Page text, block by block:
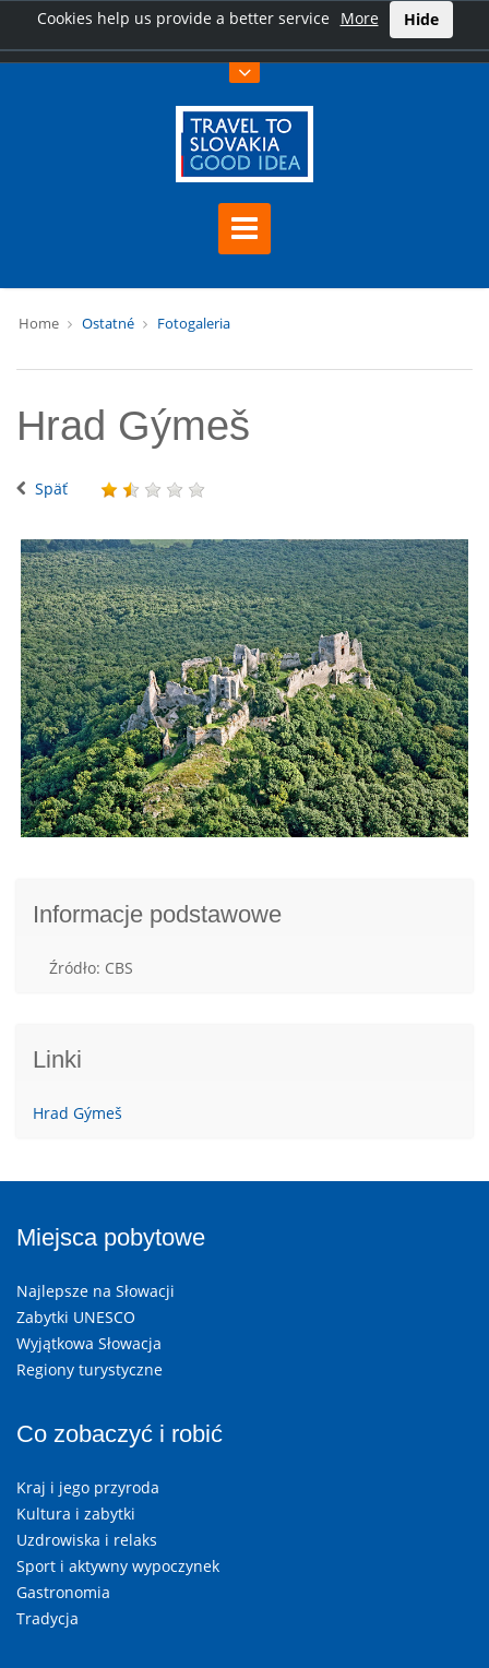
Cookies help us provide a better service More Hide
Home Ostatné Fotogaleria
Hrad Gýmeš
Späť
Informacje podstawowe
Źródło: CBS
Linki
Hrad Gýmeš
Miejsca pobytowe
Najlepsze na Słowacji
Zabytki UNESCO
Wyjątkowa Słowacja
Regiony turystyczne
Co zobaczyć i robić
Kraj i jego przyroda
Kultura i zabytki
Uzdrowiska i relaks
Sport i aktywny wypoczynek
Gastronomia
Tradycja